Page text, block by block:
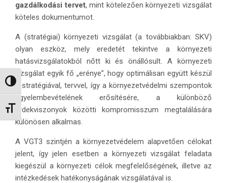
Nagy kontraszt váltása
Betűméret váltása
gazdálkodási tervet, mint kötelezően környezeti vizsgálat
köteles dokumentumot.
A (stratégiai) környezeti vizsgálat (a továbbiakban: SKV)
olyan eszköz, mely eredetét tekintve a környezeti
hatásvizsgálatokból nőtt ki és önállósult. A környezeti
vizsgálat egyik fő „erénye”, hogy optimálisan együtt készül
a stratégiával, tervvel, így a környezetvédelmi szempontok
figyelembevételének erősítésére, a különböző
érdekviszonyok közötti kompromisszum megtalálására
különösen alkalmas.
A VGT3 szintjén a környezetvédelem alapvetően célokat
jelent, így jelen esetben a környezeti vizsgálat feladata
kiegészül a környezeti célok megfelelőségének, illetve az
intézkedések hatékonyságának vizsgálatával is.